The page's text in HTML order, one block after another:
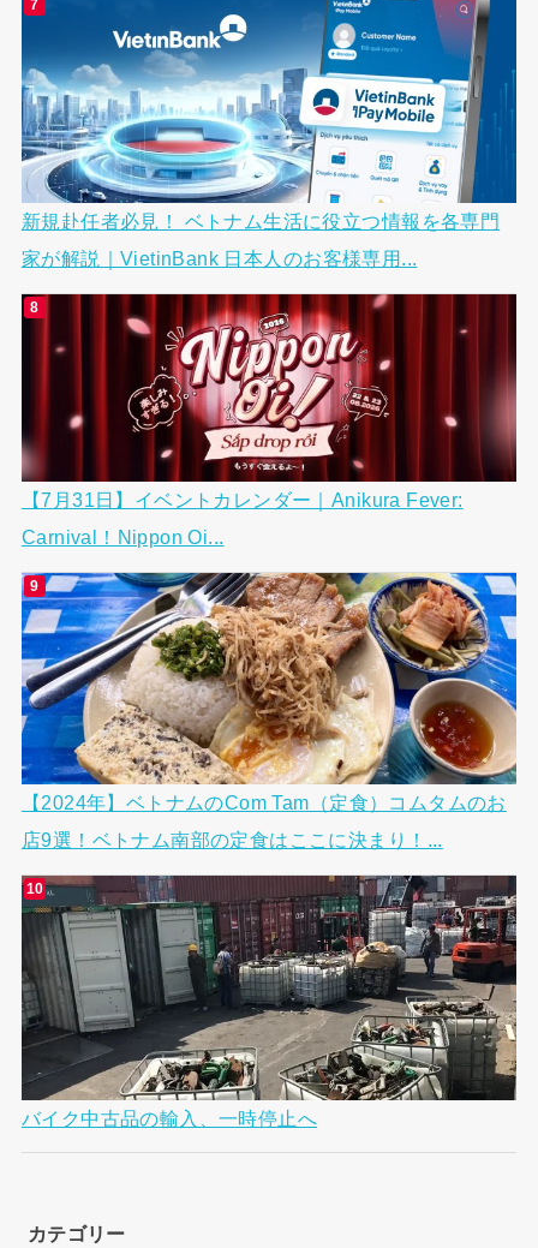
新規赴任者必見！ ベトナム生活に役立つ情報を各専門
家が解説｜VietinBank 日本人のお客様専用...
【7月31日】イベントカレンダー｜Anikura Fever:
Carnival！Nippon Oi...
【2024年】ベトナムのCom Tam（定食）コムタムのお
店9選！ベトナム南部の定食はここに決まり！...
バイク中古品の輸入、一時停止へ
カテゴリー